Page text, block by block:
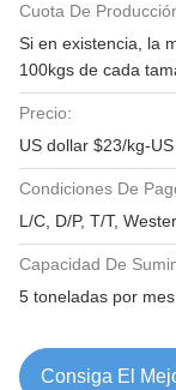
Cuota De
Si en existencia, la
100kgs de cada
Precio:
US dollar $23/kg-
Condiciones De
L/C, D/P, T/T,
Capacidad De
5 toneladas por mes
Consiga El